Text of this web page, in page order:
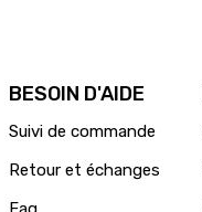
BESOIN D'AIDE
Suivi de commande
Retour et échanges